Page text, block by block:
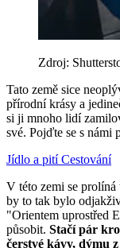
Zdroj:
Tato země sice
přírodní krásy a
si ji mnoho lidí
své. Pojďte se s námi
Jídlo a pitíCestování
V této zemi se prolíná
by to tak bylo
"Orientem uprostřed
působit. Stačí pár
čerstvé kávy, dýmu